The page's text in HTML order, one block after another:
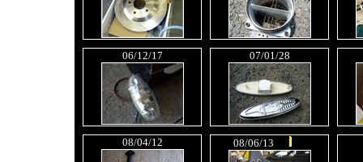
06/12/17 07/01/28
08/04/12 08/06/13